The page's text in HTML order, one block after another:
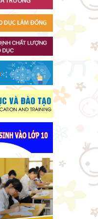
tập
hiện
nhập
dục công
tra tiến
Xuân
El Nino
và chính
lý, nhân
sắp xếp cơ
hành
ISO